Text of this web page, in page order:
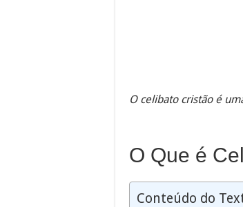
O celibato cristão é
O Que é
Conteúdo do